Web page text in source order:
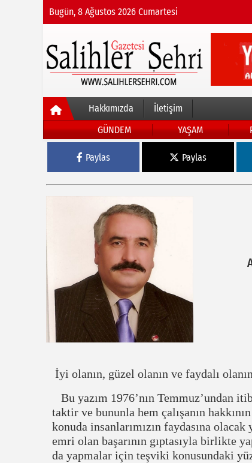
Bugün, 8 Ağustos 2026 Cumartesi
Hakkımızda
İletişim
GÜNDEM
YAŞAM
Paylas Paylas
İyi olanın, güzel olanın ve faydalı
Bu yazım 1976’nın Temmuz’undan
taktir ve bununla hem çalışanın
konuda insanlarımızın faydasına
emri olan başarının gıptasıyla birlikte
da yapmalar için teşviki konusundaki